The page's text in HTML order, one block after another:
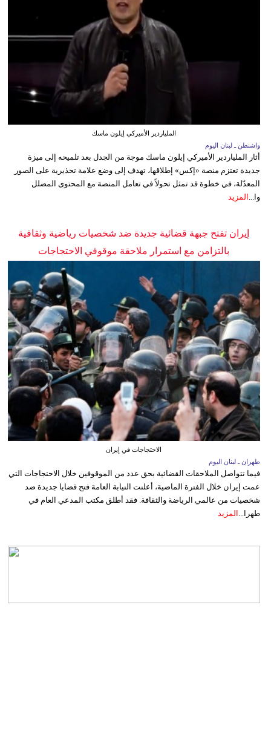
الملياردير الأميركي إيلون ماسك
واشنطن ـ لبنان اليوم
أثار الملياردير الأميركي إيلون ماسك موجة من الجدل بعد تلميحه إلى ميزة
جديدة تعتزم منصة «إكس» إطلاقها، تهدف إلى وضع علامة تحذيرية على الصور
المعدّلة، في خطوة قد تمثل تحولاً في تعامل المنصة مع المحتوى المضلل
وا...
المزيد
إيران تفتح جبهة قضائية جديدة ضد شخصيات رياضية وثقافية
بالتزامن مع استمرار ملاحقة موقوفي الاحتجاجات
الاحتجاجات في إيران
طهران ـ لبنان اليوم
فيما تتواصل الملاحقات القضائية بحق عدد من الموقوفين خلال الاحتجاجات التي
عمت إيران خلال الفترة الماضية، أعلنت النيابة العامة فتح قضايا جديدة ضد
شخصيات من عالمي الرياضة والثقافة. فقد أطلق مكتب المدعي العام في
طهرا... المزيد